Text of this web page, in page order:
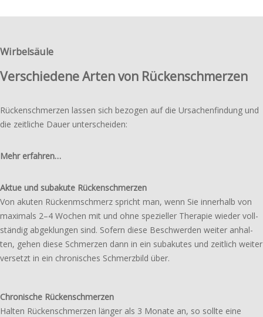
Wirbelsäule
Verschiedene Arten von Rückenschmerzen
Rückenschmerzen lassen sich bezogen auf die Ursachenfindung und
die zeit­li­che Dauer unterscheiden:
Mehr erfahren…
Aktue und suba­ku­te Rückenschmerzen
Von akuten Rückenmschmerz spricht man, wenn Sie inner­halb von
maxi­mals 2–4 Wochen mit und ohne spezi­el­ler Therapie wieder voll­
stän­dig abge­klun­gen sind. Sofern diese Beschwerden weiter anhal­
ten, gehen diese Schmerzen dann in ein suba­ku­tes und zeit­lich weiter
versetzt in ein chro­ni­sches Schmerzbild über.
Chronische Rückenschmerzen
Halten Rückenschmerzen länger als 3 Monate an, so sollte eine